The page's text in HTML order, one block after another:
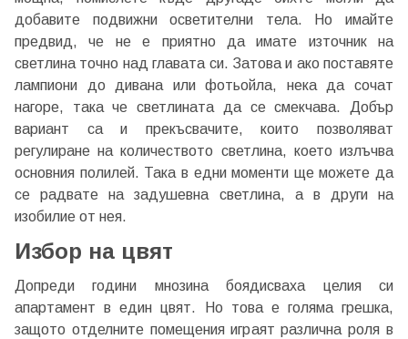
добавите подвижни осветителни тела. Но имайте
предвид, че не е приятно да имате източник на
светлина точно над главата си. Затова и ако поставяте
лампиони до дивана или фотьойла, нека да сочат
нагоре, така че светлината да се смекчава. Добър
вариант са и прекъсвачите, които позволяват
регулиране на количеството светлина, което излъчва
основния полилей. Така в едни моменти ще можете да
се радвате на задушевна светлина, а в други на
изобилие от нея.
Избор на цвят
Допреди години мнозина боядисваха целия си
апартамент в един цвят. Но това е голяма грешка,
защото отделните помещения играят различна роля в